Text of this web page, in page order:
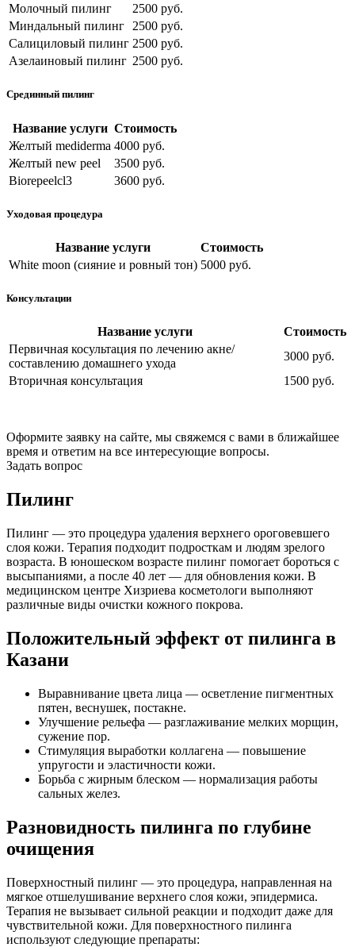
Молочный пилинг
2500 руб.
Миндальный пилинг
2500 руб.
Салициловый пилинг 2500 руб.
Азелаиновый пилинг 2500 руб.
Срединный пилинг
Название услуги Стоимость
Желтый mediderma 4000 руб.
Желтый new peel
3500 руб.
Biorepeelcl3
3600 руб.
Уходовая процедура
Название услуги
Стоимость
White moon (сияние и ровный тон) 5000 руб.
Консультации
Название услуги
Стоимость
Первичная косультация по лечению акне/
составлению домашнего ухода
3000 руб.
Вторичная консультация
1500 руб.
Оформите заявку на сайте, мы свяжемся с вами в ближайшее
время и ответим на все интересующие вопросы.
Задать вопрос
Пилинг
Пилинг — это процедура удаления верхнего ороговевшего
слоя кожи. Терапия подходит подросткам и людям зрелого
возраста. В юношеском возрасте пилинг помогает бороться с
высыпаниями, а после 40 лет — для обновления кожи. В
медицинском центре Хизриева косметологи выполняют
различные виды очистки кожного покрова.
Положительный эффект от пилинга в
Казани
Выравнивание цвета лица — осветление пигментных
пятен, веснушек, постакне.
Улучшение рельефа — разглаживание мелких морщин,
сужение пор.
Стимуляция выработки коллагена — повышение
упругости и эластичности кожи.
Борьба с жирным блеском — нормализация работы
сальных желез.
Разновидность пилинга по глубине
очищения
Поверхностный пилинг — это процедура, направленная на
мягкое отшелушивание верхнего слоя кожи, эпидермиса.
Терапия не вызывает сильной реакции и подходит даже для
чувствительной кожи. Для поверхностного пилинга
используют следующие препараты: